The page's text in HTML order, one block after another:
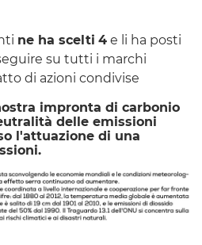
ne ha scelti 4 e li ha posti
su tutti i marchi
di azioni condivise
impronta di carbonio
delle emissioni
l'attuazione di una